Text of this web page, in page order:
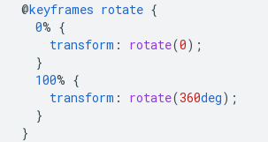
@keyframes rotate {
0% {
transform : rotate(0);
}
100% {
transform : rotate(360deg);
}
}